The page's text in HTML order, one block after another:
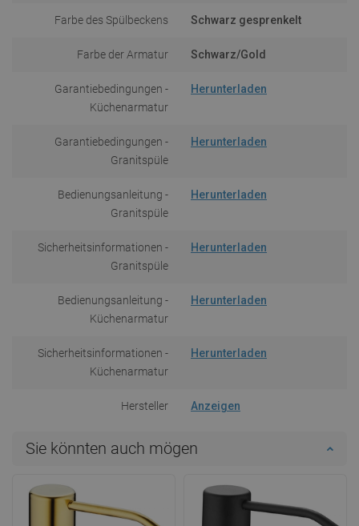
Farbe des Spülbeckens Schwarz gesprenkelt
Farbe der Armatur Schwarz/Gold
Garantiebedingungen -
Küchenarmatur
Herunterladen
Garantiebedingungen -
Granitspüle
Herunterladen
Bedienungsanleitung -
Granitspüle
Herunterladen
Sicherheitsinformationen -
Granitspüle
Herunterladen
Bedienungsanleitung -
Küchenarmatur
Herunterladen
Sicherheitsinformationen -
Küchenarmatur
Herunterladen
Hersteller Anzeigen
Sie könnten auch mögen